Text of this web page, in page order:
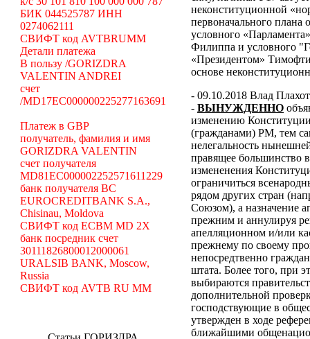
БИК 044525787 ИНН
0274062111
СВИФТ код AVTBRUMM
Детали платежа
В пользу /GORIZDRA
VALENTIN ANDREI
счет
/MD17EC000000225277163691
Платеж в GBP
получатель, фамилия и имя
GORIZDRA VALENTIN
счет получателя
MD81EC000002252571611229
банк получателя BC
EUROCREDITBANK S.A.,
Chisinau, Moldova
СВИФТ код ECBM MD 2X
банк посредник счет
30111826800012000061
URALSIB BANK, Moscow,
Russia
СВИФТ код AVTB RU MM
неконституционной
первоначального плана
условного
Филиппа и условного
«Президентом»
основе
- 09.10.2018 Влад
- ВЫНУЖДЕННО
изменению
(гражданами) РМ, тем
нелегальность
правящее большинство
измененения
ограничиться
рядом других стран
Союзом), а назначение
прежним и аннулируя
апелляционном и/или
прежнему по своему
непосредтвенно
штата. Более того, при
выбираются
дополнительной
господствующие в
утвержден в ходе
ближайшими